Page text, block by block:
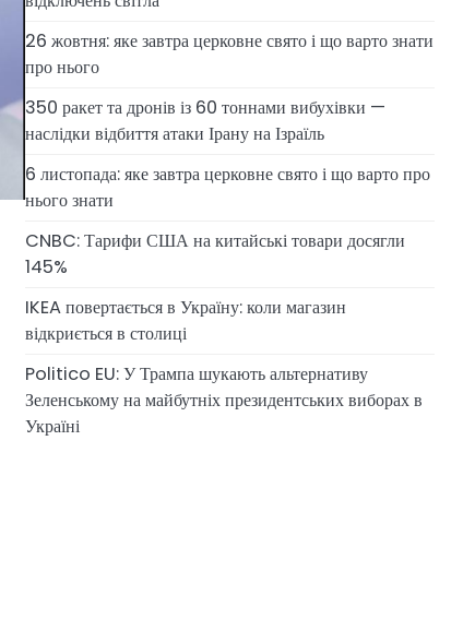
26 жовтня: яке завтра церковне свято і що варто знати
про нього
350 ракет та дронів із 60 тоннами вибухівки —
наслідки відбиття атаки Ірану на Ізраїль
6 листопада: яке завтра церковне свято і що варто про
нього знати
CNBC: Тарифи США на китайські товари досягли
145%
IKEA повертається в Україну: коли магазин
відкриється в столиці
Politico EU: У Трампа шукають альтернативу
Зеленському на майбутніх президентських виборах в
Україні